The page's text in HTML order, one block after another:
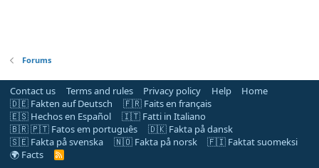
Forums
Contact us Terms and rules Privacy policy Help
Home
🇩🇪 Fakten auf Deutsch
🇫🇷 Faits en français
🇪🇸 Hechos en Español
🇮🇹 Fatti in Italiano
🇧🇷 🇵🇹 Fatos em português
🇩🇰 Fakta på dansk
🇸🇪 Fakta på svenska
🇳🇴 Fakta på norsk
🇫🇮 Faktat suomeksi
🌍 Facts
R